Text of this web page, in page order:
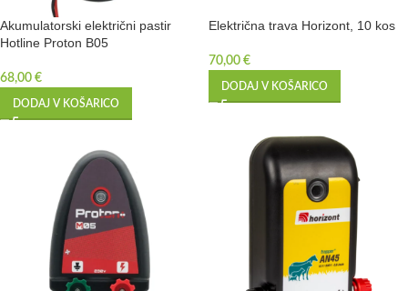
Akumulatorski električni pastir
Hotline Proton B05
68,00 €
DODAJ V KOŠARICO
Električna trava Horizont, 10 kos
70,00 €
DODAJ V KOŠARICO